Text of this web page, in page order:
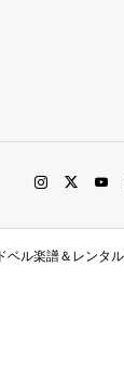
ベル楽譜＆レンタ